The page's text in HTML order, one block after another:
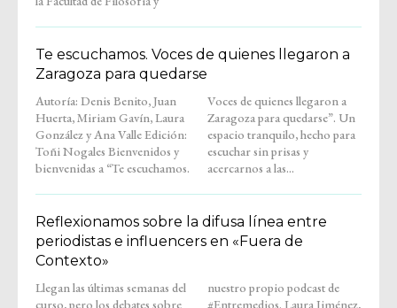
Te escuchamos. Voces de quienes llegaron a
Zaragoza para quedarse
Autoría: Denis Benito, Juan
Huerta, Miriam Gavín, Laura
González y Ana Valle Edición:
Toñi Nogales Bienvenidos y
bienvenidas a “Te escuchamos.
Voces de quienes llegaron a
Zaragoza para quedarse”. Un
espacio tranquilo, hecho para
escuchar sin prisas y
acercarnos a las...
Reflexionamos sobre la difusa línea entre
periodistas e influencers en «Fuera de
Contexto»
Llegan las últimas semanas del
curso, pero los debates sobre
nuestro propio podcast de
#Entremedios. Laura Jiménez,